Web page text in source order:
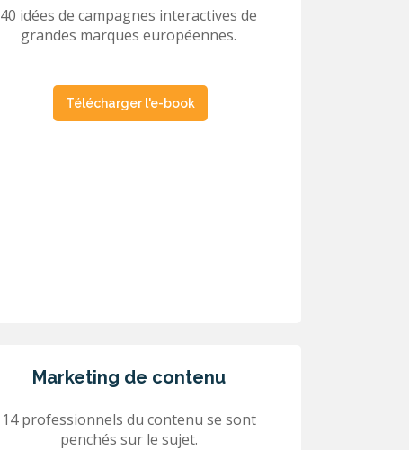
40 idées de campagnes interactives de
grandes marques européennes.
Télécharger l'e-book
Marketing de contenu
14 professionnels du contenu se sont
penchés sur le sujet.